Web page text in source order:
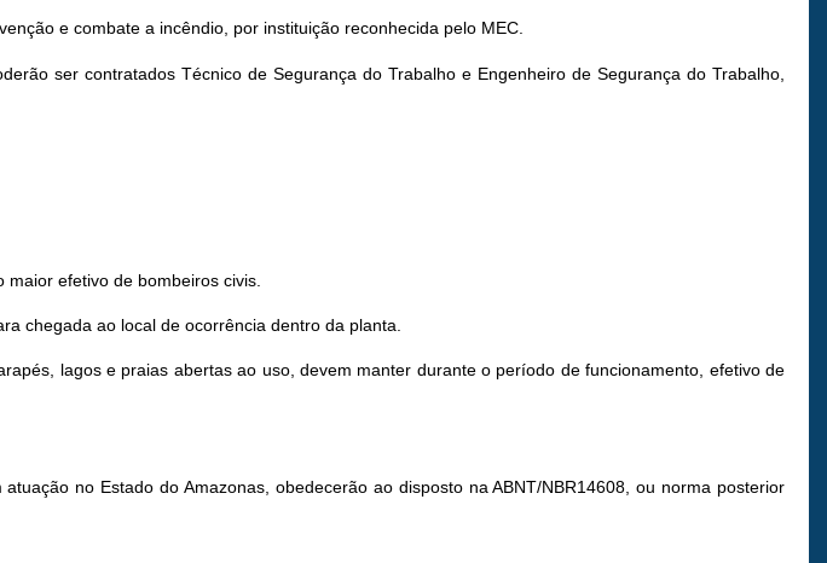
e combate a incêndio, por instituição reconhecida pelo MEC.
ser contratados Técnico de Segurança do Trabalho e Engenheiro de Segurança do Trabalho,
efetivo de bombeiros civis.
chegada ao local de ocorrência dentro da planta.
lagos e praias abertas ao uso, devem manter durante o período de funcionamento, efetivo de
no Estado do Amazonas, obedecerão ao disposto na ABNT/NBR14608, ou norma posterior